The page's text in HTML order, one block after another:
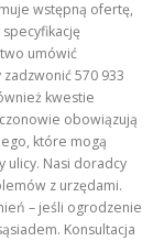
wstępną ofertę,
umówić
570 933
kwestie
obowiązują
które mogą
ulicy. Nasi doradcy
z urzędami.
– jeśli ogrodzenie
Konsultacja